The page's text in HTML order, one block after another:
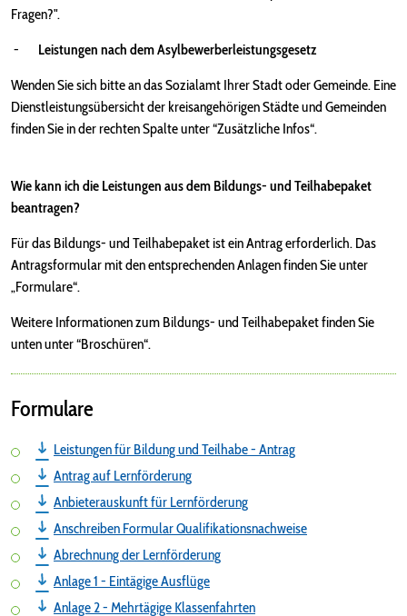
Fragen?".
- Leistungen nach dem Asylbewerberleistungsgesetz
Wenden Sie sich bitte an das Sozialamt Ihrer Stadt oder Gemeinde. Eine
Dienstleistungsübersicht der kreisangehörigen Städte und Gemeinden
finden Sie in der rechten Spalte unter “Zusätzliche Infos“.
Wie kann ich die Leistungen aus dem Bildungs- und Teilhabepaket
beantragen?
Für das Bildungs- und Teilhabepaket ist ein Antrag erforderlich. Das
Antragsformular mit den entsprechenden Anlagen finden Sie unter
„Formulare“.
Weitere Informationen zum Bildungs- und Teilhabepaket finden Sie
unten unter “Broschüren“.
Formulare
Leistungen für Bildung und Teilhabe - Antrag
Antrag auf Lernförderung
Anbieterauskunft für Lernförderung
Anschreiben Formular Qualifikationsnachweise
Abrechnung der Lernförderung
Anlage 1 - Eintägige Ausflüge
Anlage 2 - Mehrtägige Klassenfahrten